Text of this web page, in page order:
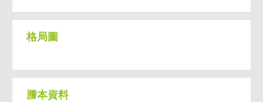
格局圖
謄本資料